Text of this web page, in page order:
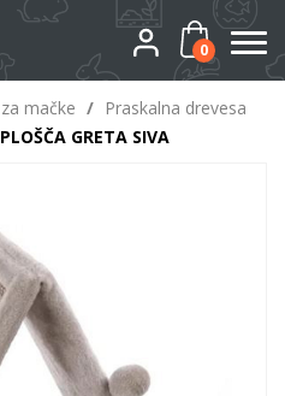
0
mačke / Praskalna drevesa
GRETA SIVA